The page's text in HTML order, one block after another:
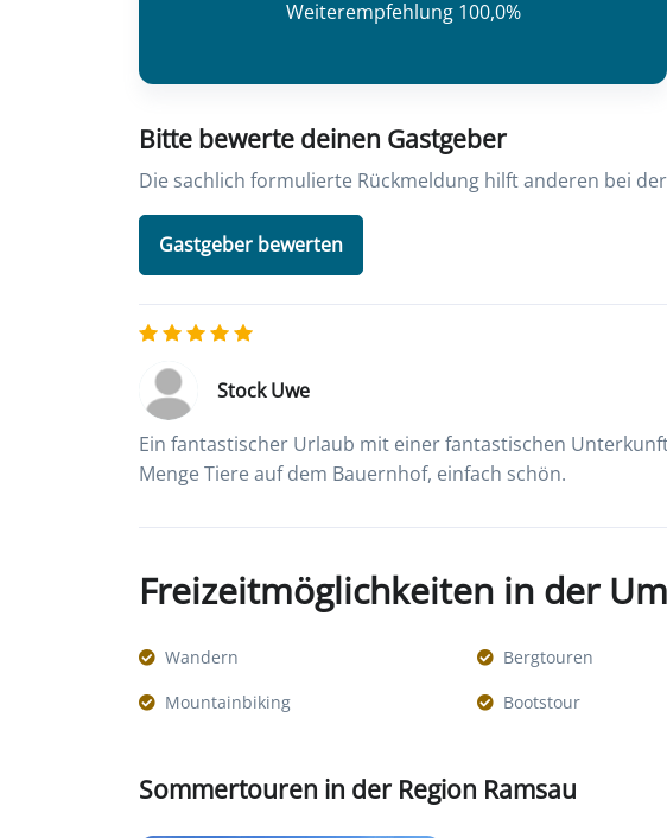
Weiterempfehlung 100,0%
Bitte bewerte deinen Gastgeber
Die sachlich formulierte Rückmeldung hilft anderen bei
Gastgeber bewerten
Stock Uwe
Ein fantastischer Urlaub mit einer fantastischen
Menge Tiere auf dem Bauernhof, einfach schön.
Freizeitmöglichkeiten in der
Wandern Bergtouren
Mountainbiking
Bootstour
Sommertouren in der Region Ramsau